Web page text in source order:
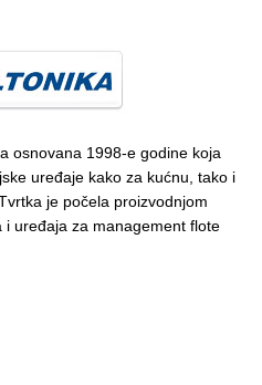
osnovana 1998-e godine koja
uređaje kako za kućnu, tako i
je počela proizvodnjom
uređaja za management flote